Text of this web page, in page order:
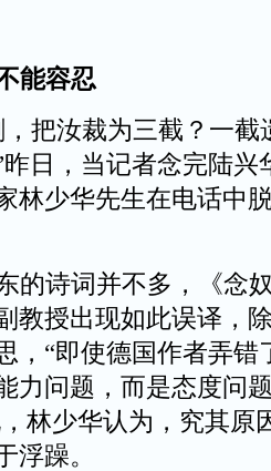
能容忍
把汝裁为三截？一截
日，当记者念完陆兴
林少华先生在电话中
诗词并不多，《念
教授出现如此误译，
，“即使德国作者弄错
力问题，而是态度问
林少华认为，究其原
浮躁。